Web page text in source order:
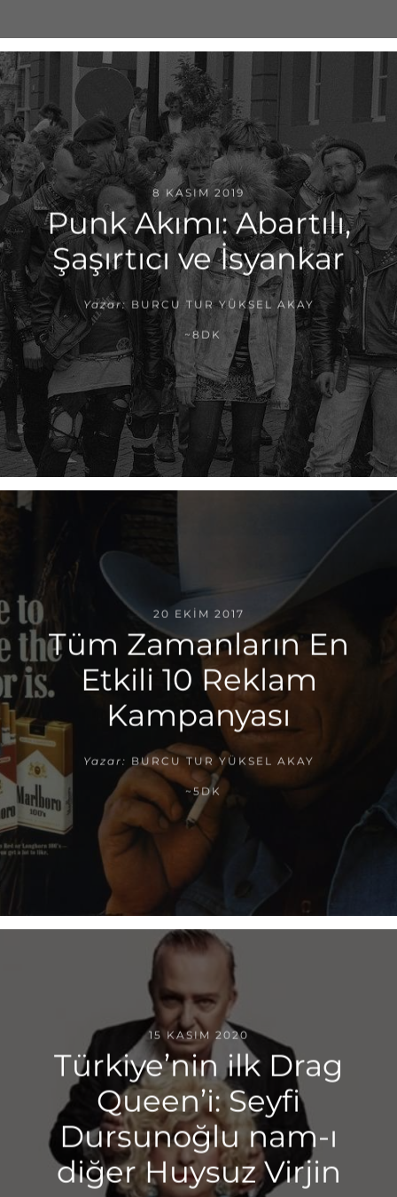
8 KASIM 2019
Punk Akımı: Abartılı,
Şaşırtıcı ve İsyankar
Yazar: BURCU TUR YÜKSEL AKAY
~8DK
20 EKIM 2017
Tüm Zamanların En
Etkili 10 Reklam
Kampanyası
Yazar: BURCU TUR YÜKSEL AKAY
~5DK
15 KASIM 2020
Türkiye’nin ilk Drag
Queen’i: Seyfi
Dursunoğlu nam-ı
diğer Huysuz Virjin